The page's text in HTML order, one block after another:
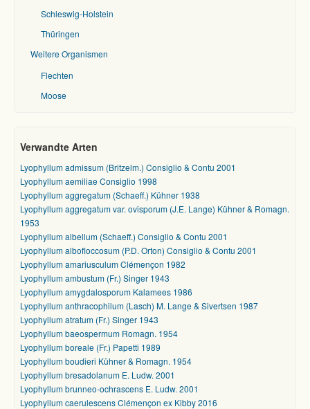
Schleswig-Holstein
Thüringen
Weitere Organismen
Flechten
Moose
Verwandte Arten
Lyophyllum admissum (Britzelm.) Consiglio & Contu 2001
Lyophyllum aemiliae Consiglio 1998
Lyophyllum aggregatum (Schaeff.) Kühner 1938
Lyophyllum aggregatum var. ovisporum (J.E. Lange) Kühner & Romagn.
1953
Lyophyllum albellum (Schaeff.) Consiglio & Contu 2001
Lyophyllum albofloccosum (P.D. Orton) Consiglio & Contu 2001
Lyophyllum amariusculum Clémençon 1982
Lyophyllum ambustum (Fr.) Singer 1943
Lyophyllum amygdalosporum Kalamees 1986
Lyophyllum anthracophilum (Lasch) M. Lange & Sivertsen 1987
Lyophyllum atratum (Fr.) Singer 1943
Lyophyllum baeospermum Romagn. 1954
Lyophyllum boreale (Fr.) Papetti 1989
Lyophyllum boudieri Kühner & Romagn. 1954
Lyophyllum bresadolanum E. Ludw. 2001
Lyophyllum brunneo-ochrascens E. Ludw. 2001
Lyophyllum caerulescens Clémençon ex Kibby 2016